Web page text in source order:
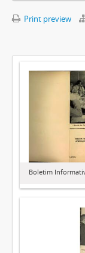
Print preview
Boletim